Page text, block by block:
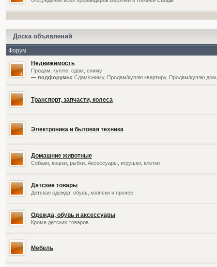
Доска объявлений
Форум
Недвижимость
Продам, куплю, сдам, сниму
— подфорумы: Сдам/сниму, Продам/куплю квартиру, Продам/куплю
Транспорт, запчасти, колеса
Электроника и бытовая техника
Домашние животные
Собаки, кошки, рыбки. Аксессуары, игрушки, клетки
Детские товары
Детская одежда, обувь, коляски и прочее
Одежда, обувь и аксессуары
Кроме детских товаров
Мебель